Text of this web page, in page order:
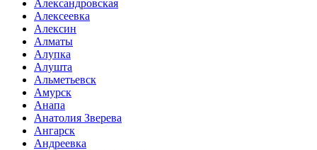
Александровская
Алексеевка
Алексин
Алматы
Алупка
Алушта
Альметьевск
Амурск
Анапа
Анатолия Зверева
Ангарск
Андреевка